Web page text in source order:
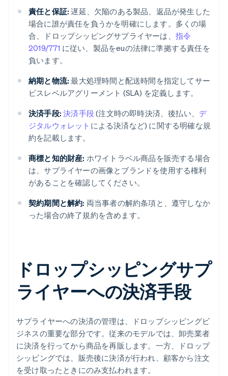
責任と保証: 遅延、欠陥のある製品、返品が発生した
場合に誰が責任を負うかを明確にします。多くの場
合、ドロップシッピングサプライヤーは、 指令
2019/771 に従い、製品をeuの法律に準拠する責任を
負います。
納期と物流: 最大処理時間と配送時間を指定してサー
ビスレベルアグリーメント (SLA) を定義します。
決済手段: 決済手段(注文時の即時決済、後払い、 デ
ジタルウォレット による決済など) に関する明確な規
約を記載します。
商標と知的財産: ホワイトラベル商品を販売する場合
は、サプライヤーの画像とブランドを使用する権利
があることを確認してください。
契約期間と解約: 両当事者の解約条項と、遵守しなか
った場合の終了規約を含めます。
ドロップシッピングサプ
ライヤーへの決済手段
サプライヤーへの決済の管理は、ドロップシッピングビ
ジネスの重要な部分です。従来のモデルでは、卸売業者
に決済を行ってから商品を再販します。一方、ドロップ
シッピングでは、販売後に決済が行われ、顧客から注文
を受け取ったときにのみ支払われます。